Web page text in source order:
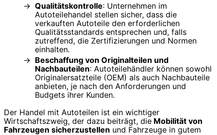
Qualitätskontrolle: Unternehmen im
Autoteilehandel stellen sicher, dass die
verkauften Autoteile den erforderlichen
Qualitätsstandards entsprechen und, falls
zutreffend, die Zertifizierungen und Normen
einhalten.
Beschaffung von Originalteilen und
Nachbauteilen: Autoteilehändler können sowohl
Originalersatzteile (OEM) als auch Nachbauteile
anbieten, je nach den Anforderungen und
Budgets ihrer Kunden.
Der Handel mit Autoteilen ist ein wichtiger
Wirtschaftszweig, der dazu beiträgt, die Mobilität von
Fahrzeugen sicherzustellen und Fahrzeuge in gutem